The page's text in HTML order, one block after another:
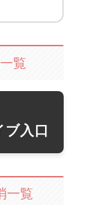
覧
入口
一覧